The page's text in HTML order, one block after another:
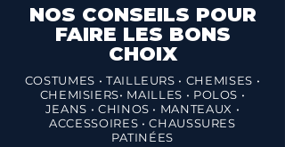
NOS CONSEILS POUR
FAIRE LES BONS
CHOIX
COSTUMES • TAILLEURS • CHEMISES •
CHEMISIERS• MAILLES • POLOS •
JEANS • CHINOS • MANTEAUX •
ACCESSOIRES • CHAUSSURES
PATINÉES